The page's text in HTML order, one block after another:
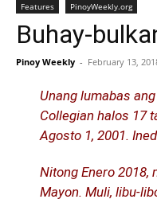
Features PinoyWeekly.org
Buhay-
Pinoy Weekly - February 13,
Unang lumabas
Collegian halos 17
Agosto 1, 2001.
Nitong Enero 2018,
Mayon. Muli, libu-